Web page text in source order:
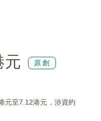
元 原創
元至7.12港元，涉資約